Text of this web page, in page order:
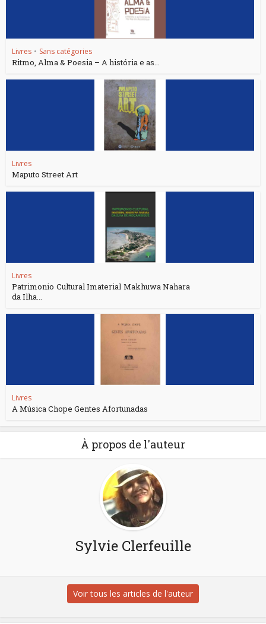
Livres • Sans catégories
Ritmo, Alma & Poesia – A história e as...
Livres
Maputo Street Art
Livres
Patrimonio Cultural Imaterial Makhuwa Nahara
da Ilha...
Livres
A Música Chope Gentes Afortunadas
À propos de l'auteur
Sylvie Clerfeuille
Voir tous les articles de l'auteur